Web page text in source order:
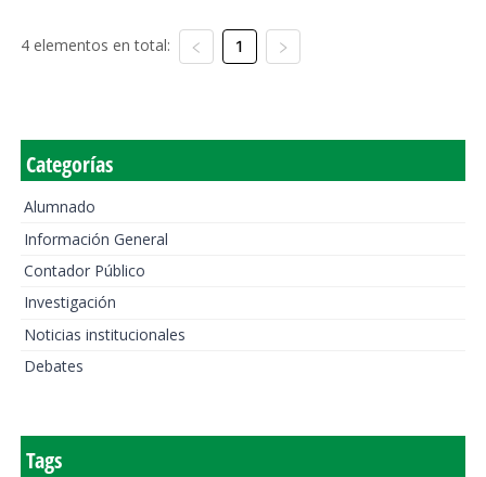
4 elementos en total: 1
Categorías
Alumnado
Información General
Contador Público
Investigación
Noticias institucionales
Debates
Tags